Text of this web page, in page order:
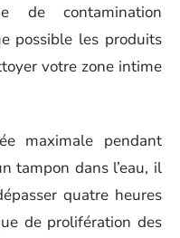
de contamination
possible les produits
votre zone intime
maximale pendant
tampon dans l’eau, il
quatre heures
de prolifération des